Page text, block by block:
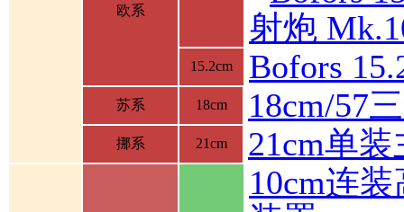
欧系
射炮
15.2cm Bofors
苏系 18cm 18cm/57
挪系 21cm 21cm单装
10cm连